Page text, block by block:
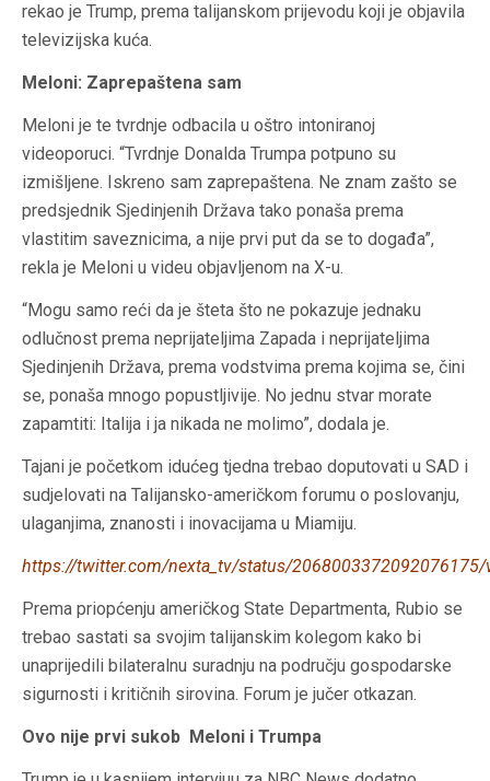
rekao je Trump, prema talijanskom prijevodu koji je objavila
televizijska kuća.
Meloni: Zaprepaštena sam
Meloni je te tvrdnje odbacila u oštro intoniranoj
videoporuci. “Tvrdnje Donalda Trumpa potpuno su
izmišljene. Iskreno sam zaprepaštena. Ne znam zašto se
predsjednik Sjedinjenih Država tako ponaša prema
vlastitim saveznicima, a nije prvi put da se to događa”,
rekla je Meloni u videu objavljenom na X-u.
“Mogu samo reći da je šteta što ne pokazuje jednaku
odlučnost prema neprijateljima Zapada i neprijateljima
Sjedinjenih Država, prema vodstvima prema kojima se, čini
se, ponaša mnogo popustljivije. No jednu stvar morate
zapamtiti: Italija i ja nikada ne molimo”, dodala je.
Tajani je početkom idućeg tjedna trebao doputovati u SAD i
sudjelovati na Talijansko-američkom forumu o poslovanju,
ulaganjima, znanosti i inovacijama u Miamiju.
https://twitter.com/nexta_tv/status/
Prema priopćenju američkog State Departmenta, Rubio se
trebao sastati sa svojim talijanskim kolegom kako bi
unaprijedili bilateralnu suradnju na području gospodarske
sigurnosti i kritičnih sirovina. Forum je jučer otkazan.
Ovo nije prvi sukob Meloni i Trumpa